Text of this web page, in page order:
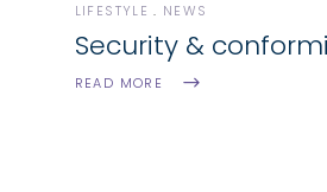
LIFESTYLE NEWS
Security &
READ MORE